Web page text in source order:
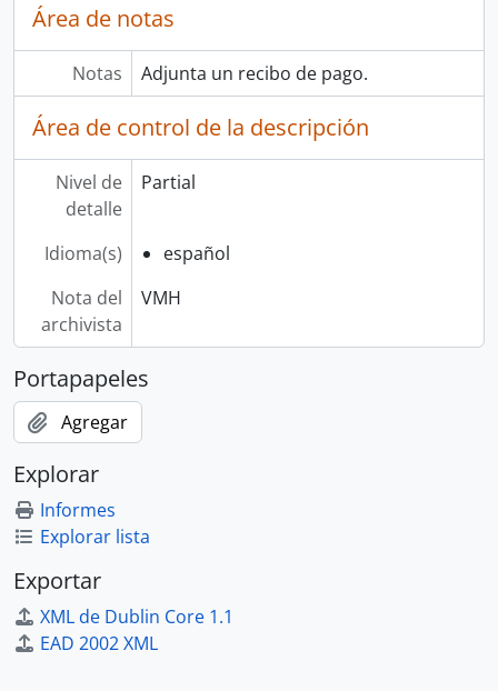
Área de notas
Notas Adjunta un recibo de pago.
Área de control de la descripción
Nivel de
detalle
Partial
Idioma(s)
español
Nota del
archivista
VMH
Portapapeles
Agregar
Explorar
Informes
Explorar lista
Exportar
XML de Dublin Core 1.1
EAD 2002 XML